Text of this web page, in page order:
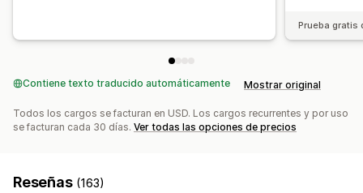
Prueba gratis
Contiene texto traducido automáticamente Mostrar original
Todos los cargos se facturan en USD. Los cargos recurrentes y por uso
se facturan cada 30 días. Ver todas las opciones de precios
Reseñas (163)